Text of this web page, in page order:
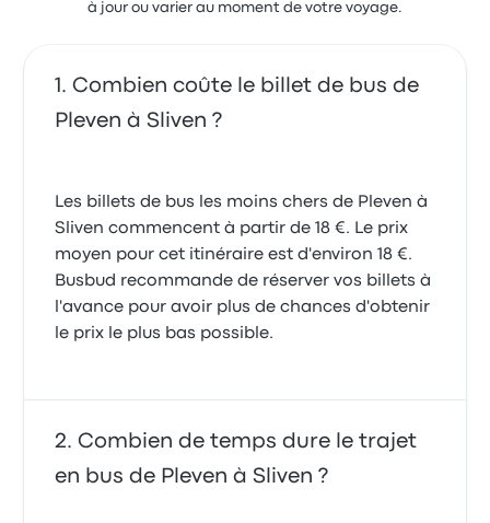
à jour ou varier au moment de votre voyage.
Combien coûte le billet de bus de
Pleven à Sliven ?
Les billets de bus les moins chers de Pleven à
Sliven commencent à partir de 18 €. Le prix
moyen pour cet itinéraire est d'environ 18 €.
Busbud recommande de réserver vos billets à
l'avance pour avoir plus de chances d'obtenir
le prix le plus bas possible.
Combien de temps dure le trajet
en bus de Pleven à Sliven ?